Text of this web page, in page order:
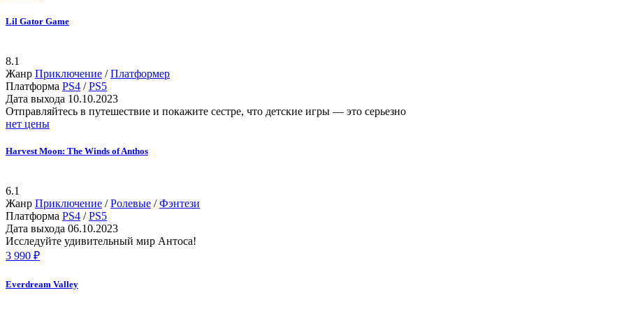
Lil Gator Game
8.1
Жанр Приключение /Платформер
Платформа PS4 /PS5
Дата выхода 10.10.2023
Отправляйтесь в путешествие и покажите сестре, что детские игры — это серьезно
нет цены
Harvest Moon: The Winds of Anthos
6.1
Жанр Приключение /Ролевые /Фэнтези
Платформа PS4 /PS5
Дата выхода 06.10.2023
Исследуйте удивительный мир Антоса!
3 990 ₽
Everdream Valley